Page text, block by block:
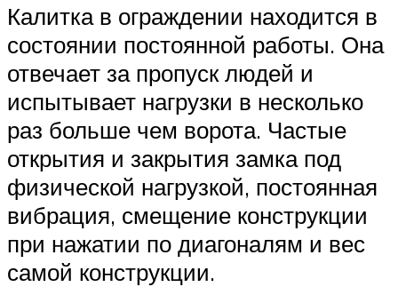
Калитка в ограждении находится в
состоянии постоянной работы. Она
отвечает за пропуск людей и
испытывает нагрузки в несколько
раз больше чем ворота. Частые
открытия и закрытия замка под
физической нагрузкой, постоянная
вибрация, смещение конструкции
при нажатии по диагоналям и вес
самой конструкции.